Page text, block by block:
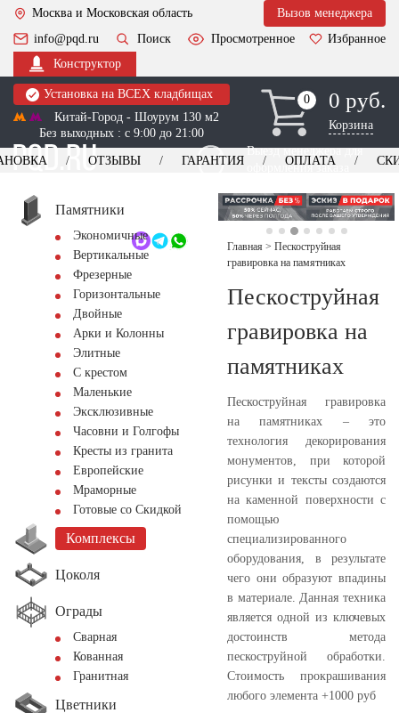
Москва и Московская область
Вызов менеджера
info@pqd.ru
Поиск Просмотренное
Избранное
Конструктор
Установка на ВСЕХ кладбищах
Китай-Город - Шоурум 130 м2
Без выходных : с 9:00 до 21:00
0
0 0 руб.
Корзина
Выезд менеджера для
оформления заказа
+7 (495) 518-44-23
Обратный звонок
ОТЗЫВЫ ГАРАНТИЯ ОПЛАТА
Памятники
Экономичные
Вертикальные
Фрезерные
Горизонтальные
Двойные
Арки и Колонны
Элитные
С крестом
Маленькие
Эксклюзивные
Часовни и Голгофы
Кресты из гранита
Европейские
Мраморные
Готовые со Скидкой
Комплексы
Цоколя
Ограды
Сварная
Кованная
Гранитная
Цветники
Главная > Пескоструйная
гравировка на памятниках
Пескоструйная
гравировка на
памятниках
Пескоструйная гравировка
на памятниках – это
технология декорирования
монументов, при которой
рисунки и тексты создаются
на каменной поверхности с
помощью
специализированного
оборудования, в результате
чего они образуют впадины
в материале. Данная техника
является одной из ключевых
достоинств метода
пескоструйной обработки.
Стоимость прокрашивания
любого элемента +1000 руб